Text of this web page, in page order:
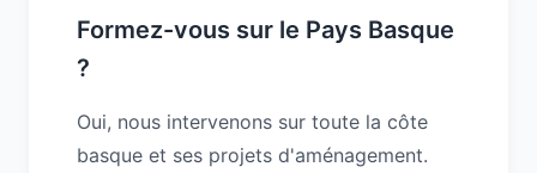
Formez-vous sur le Pays Basque
?
Oui, nous intervenons sur toute la côte
basque et ses projets d'aménagement.